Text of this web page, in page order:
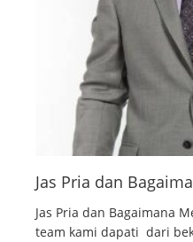
Jas Pria dan
Jas Pria dan Bagaimana
team kami dapati dari